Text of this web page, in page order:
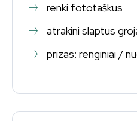
renki fototaškus
atrakini slaptus
prizas: renginiai /